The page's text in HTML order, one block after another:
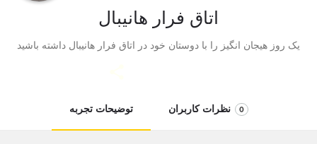
اتاق فرار هانیبال
یک روز هیجان انگیز را با دوستان خود در اتاق فرار هانیبال داشته باشید
توضیحات تجربه نظرات کاربران 0